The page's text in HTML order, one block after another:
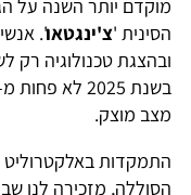
מוקדם יותר השנה
הסינית 'צ'ינגטאו'.
ובהצגת טכנולוגיה רק
מצב מוצק.
התמקדות באלקטרוליט
הסוללה, מזכירה לנו